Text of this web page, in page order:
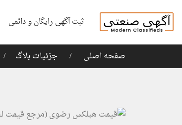
ثبت آگهی رایگان و دائمی
صفحه اصلی جزئیات بلاگ